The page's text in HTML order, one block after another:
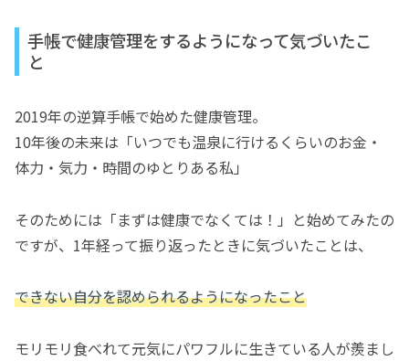
手帳で健康管理をするようになって気づいたこ
と
2019年の逆算手帳で始めた健康管理。
10年後の未来は「いつでも温泉に行けるくらいのお金・
体力・気力・時間のゆとりある私」
そのためには「まずは健康でなくては！」と始めてみたの
ですが、1年経って振り返ったときに気づいたことは、
できない自分を認められるようになったこと
モリモリ食べれて元気にパワフルに生きている人が羨まし